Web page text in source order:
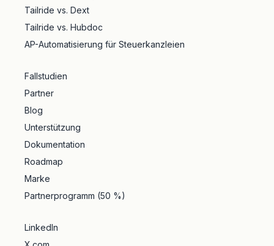
Tailride vs. Dext
Tailride vs. Hubdoc
AP-Automatisierung für Steuerkanzleien
Fallstudien
Partner
Blog
Unterstützung
Dokumentation
Roadmap
Marke
Partnerprogramm (50 %)
LinkedIn